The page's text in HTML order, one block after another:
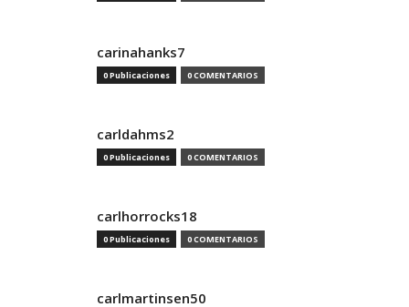
carinahanks7
0 Publicaciones 0 COMENTARIOS
carldahms2
0 Publicaciones 0 COMENTARIOS
carlhorrocks18
0 Publicaciones 0 COMENTARIOS
carlmartinsen50